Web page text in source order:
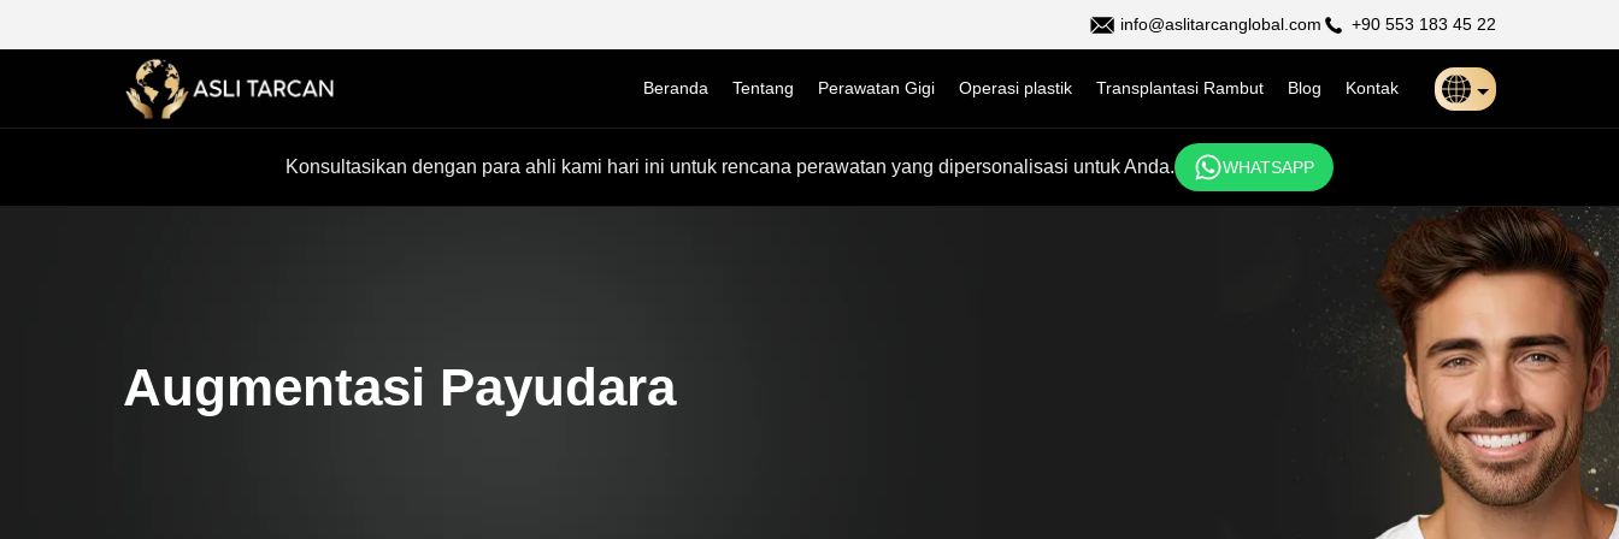
info@aslitarcanglobal.com +90 553 183 45 22
Beranda Tentang Perawatan Gigi Operasi plastik Transplantasi Rambut Blog Kontak
Indonesia
Български
Français
Deutsch
Español
English
Konsultasikan dengan para ahli kami hari ini untuk rencana perawatan yang dipersonalisasi untuk Anda. WHATSAPP
Augmentasi Payudara